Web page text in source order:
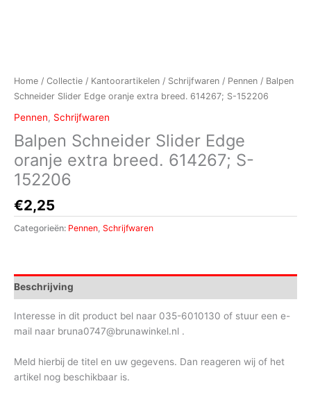
Home / Collectie / Kantoorartikelen / Schrijfwaren / Pennen / Balpen
Schneider Slider Edge oranje extra breed. 614267; S-152206
Pennen, Schrijfwaren
Balpen Schneider Slider Edge
oranje extra breed. 614267; S-
152206
€2,25
Categorieën: Pennen, Schrijfwaren
Beschrijving
Interesse in dit product bel naar 035-6010130 of stuur een e-
mail naar bruna0747@brunawinkel.nl .
Meld hierbij de titel en uw gegevens. Dan reageren wij of het
artikel nog beschikbaar is.